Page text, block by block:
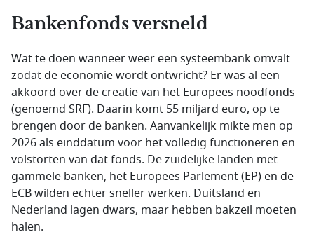
Bankenfonds versneld
Wat te doen wanneer weer een systeembank omvalt
zodat de economie wordt ontwricht? Er was al een
akkoord over de creatie van het Europees noodfonds
(genoemd SRF). Daarin komt 55 miljard euro, op te
brengen door de banken. Aanvankelijk mikte men op
2026 als einddatum voor het volledig functioneren en
volstorten van dat fonds. De zuidelijke landen met
gammele banken, het Europees Parlement (EP) en de
ECB wilden echter sneller werken. Duitsland en
Nederland lagen dwars, maar hebben bakzeil moeten
halen.